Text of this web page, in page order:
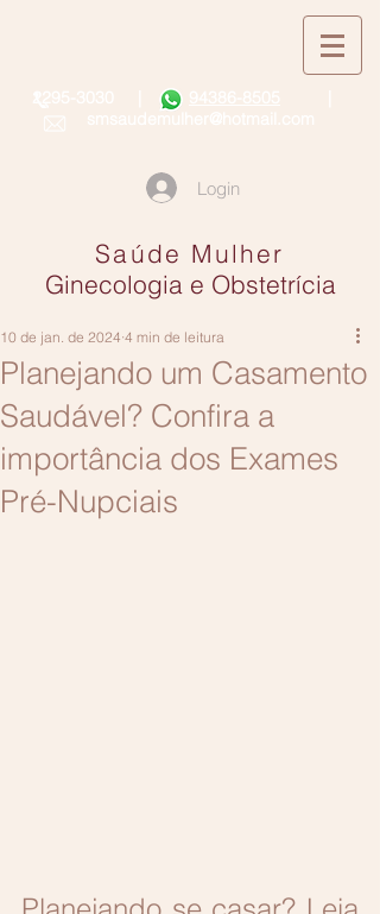
|
smsaudemulher@hotmail.com
Login
Saúde Mulher
Ginecologia e Obstetrícia
Planejando um Casamento
Saudável? Confira a
importância dos Exames
Pré-Nupciais
10 de jan. de 2024 4 min de leitura